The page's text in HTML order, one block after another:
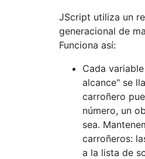
JScript utiliza un
generacional de
Funciona así:
Cada
alcance" se
carroñero
número, un
sea.
carroñeros:
a la lista de